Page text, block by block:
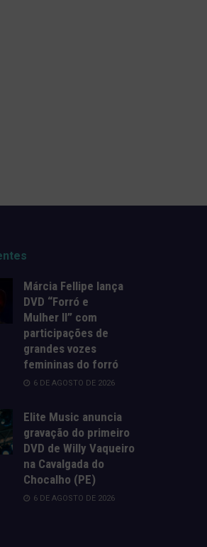
Márcia Fellipe lança
DVD “Forró e
Mulher II” com
participações de
grandes vozes
femininas do forró
6 DE AGOSTO DE 2026
Elite Music anuncia
gravação do primeiro
DVD de Willy Vaqueiro
na Cavalgada do
Chocalho (PE)
6 DE AGOSTO DE 2026